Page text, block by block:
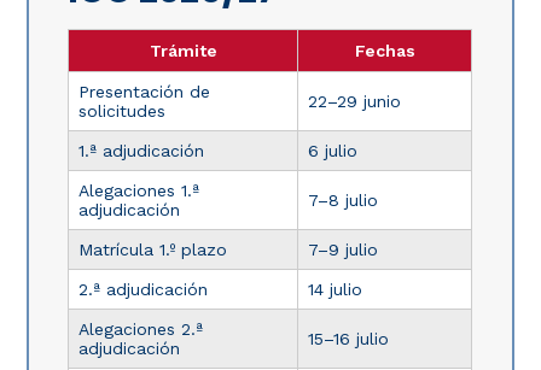
Trámite Fechas
Presentación de
solicitudes
22–29 junio
1.ª adjudicación 6 julio
Alegaciones 1.ª
adjudicación
7–8 julio
Matrícula 1.º plazo 7–9 julio
2.ª adjudicación 14 julio
Alegaciones 2.ª
adjudicación
15–16 julio